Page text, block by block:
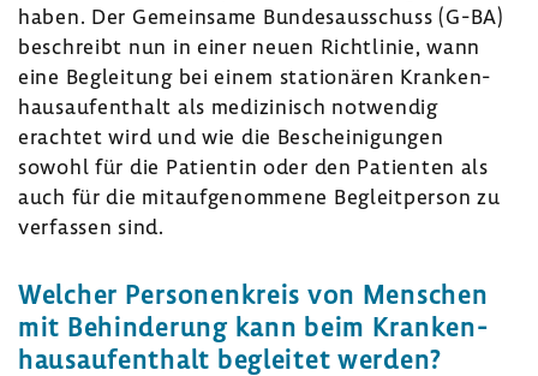
haben. Der Gemein­same Bundes­aus­schuss (G-BA)
beschreibt nun in einer neuen Richt­linie, wann
eine Beglei­tung bei einem statio­nären Kran­ken­
haus­auf­ent­halt als medi­zi­nisch notwendig
erachtet wird und wie die Beschei­ni­gungen
sowohl für die Pati­entin oder den Pati­enten als
auch für die mitauf­ge­nom­mene Begleit­person zu
verfassen sind.
Welcher Perso­nen­kreis von Menschen
mit Behin­de­rung kann beim Kran­ken­
haus­auf­ent­halt begleitet werden?